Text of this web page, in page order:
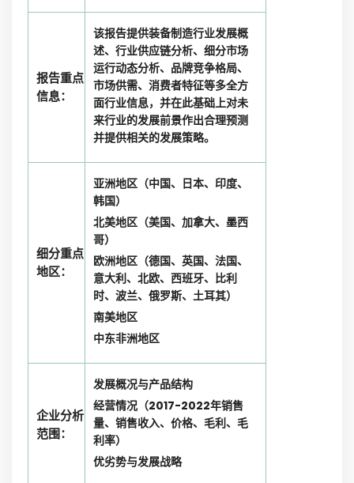
报告重点
信息：
该报告提供装备制造行业发展概
述、行业供应链分析、细分市场
运行动态分析、品牌竞争格局、
市场供需、消费者特征等多全方
面行业信息，并在此基础上对未
来行业的发展前景作出合理预测
并提供相关的发展策略。
细分重点
地区：
亚洲地区（中国、日本、印度、
韩国）
北美地区（美国、加拿大、墨西
哥）
欧洲地区（德国、英国、法国、
意大利、北欧、西班牙、比利
时、波兰、俄罗斯、土耳其）
南美地区
中东非洲地区
企业分析
范围：
发展概况与产品结构
经营情况（2017-2022年销售
量、销售收入、价格、毛利、毛
利率）
优劣势与发展战略